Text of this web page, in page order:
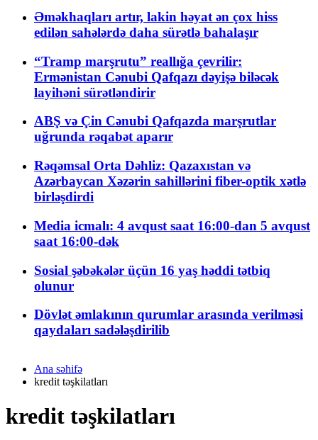
Əməkhaqları artır, lakin həyat ən çox hiss
edilən sahələrdə daha sürətlə bahalaşır
“Tramp marşrutu” reallığa çevrilir:
Ermənistan Cənubi Qafqazı dəyişə biləcək
layihəni sürətləndirir
ABŞ və Çin Cənubi Qafqazda marşrutlar
uğrunda rəqabət aparır
Rəqəmsal Orta Dəhliz: Qazaxıstan və
Azərbaycan Xəzərin sahillərini fiber-optik xətlə
birləşdirdi
Media icmalı: 4 avqust saat 16:00-dan 5 avqust
saat 16:00-dək
Sosial şəbəkələr üçün 16 yaş həddi tətbiq
olunur
Dövlət əmlakının qurumlar arasında verilməsi
qaydaları sadələşdirilib
Ana səhifə
kredit təşkilatları
kredit təşkilatları